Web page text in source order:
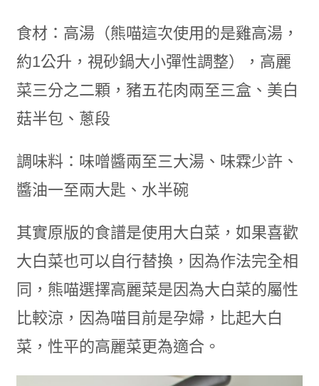
食材：高湯（熊喵這次使用的是雞高湯，
約1公升，視砂鍋大小彈性調整），高麗
菜三分之二顆，豬五花肉兩至三盒、美白
菇半包、蔥段
調味料：味噌醬兩至三大湯、味霖少許、
醬油一至兩大匙、水半碗
其實原版的食譜是使用大白菜，如果喜歡
大白菜也可以自行替換，因為作法完全相
同，熊喵選擇高麗菜是因為大白菜的屬性
比較涼，因為喵目前是孕婦，比起大白
菜，性平的高麗菜更為適合。